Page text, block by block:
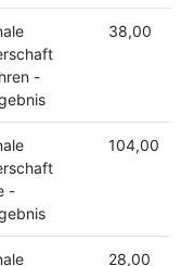
-
38,00
-
104,00
28,00